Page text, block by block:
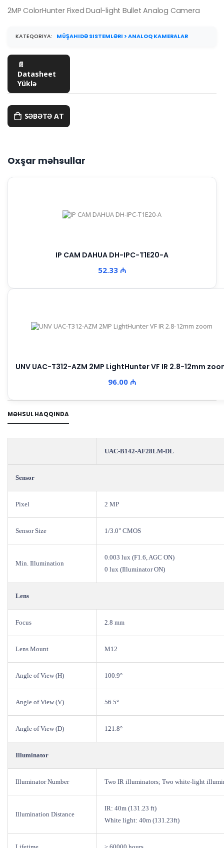
2MP ColorHunter Fixed Dual-light Bullet Analog Camera
KATEQORIYA: MÜŞAHIDƏ SISTEMLƏRI > ANALOQ KAMERALAR
📄
Datasheet
Yüklə
SƏBƏTƏ AT
Oxşar məhsullar
IP CAM DAHUA DH-IPC-T1E20-A
52.33 ₼
UNV UAC-T312-AZM 2MP LightHunter VF IR 2.8-12mm
96.00 ₼
MƏHSUL HAQQINDA
UAC-B142-AF28LM-DL
Sensor
Pixel 2 MP
Sensor Size 1/3.0" CMOS
Min. Illumination
0.003 lux (F1.6, AGC ON)
0 lux (Illuminator ON)
Lens
Focus 2.8 mm
Lens Mount M12
Angle of View (H) 100.9°
Angle of View (V) 56.5°
Angle of View (D) 121.8°
Illuminator
Illuminator Number Two IR illuminators; Two white-light
Illumination Distance
IR: 40m (131.23 ft)
White light: 40m (131.23ft)